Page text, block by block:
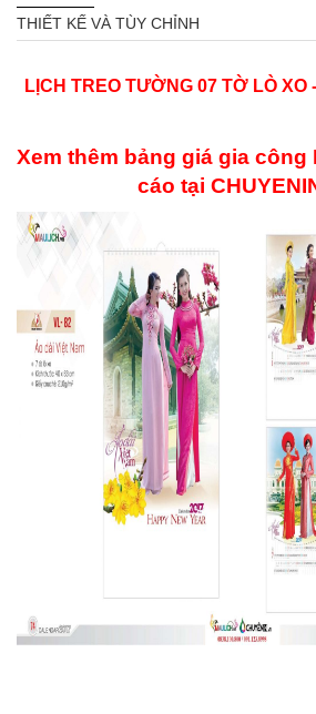
THIẾT KẾ VÀ TÙY CHỈNH
LỊCH TREO TƯỜNG 07 TỜ LÒ XO
Xem thêm bảng giá gia công
cáo tại